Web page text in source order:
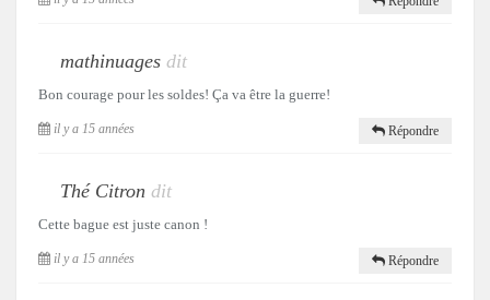
mathinuages dit
Bon courage pour les soldes! Ça va être la guerre!
il y a 15 années Répondre
Thé Citron dit
Cette bague est juste canon !
il y a 15 années Répondre